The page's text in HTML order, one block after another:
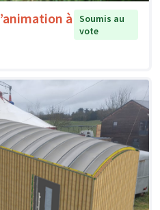
à
Soumis au
vote